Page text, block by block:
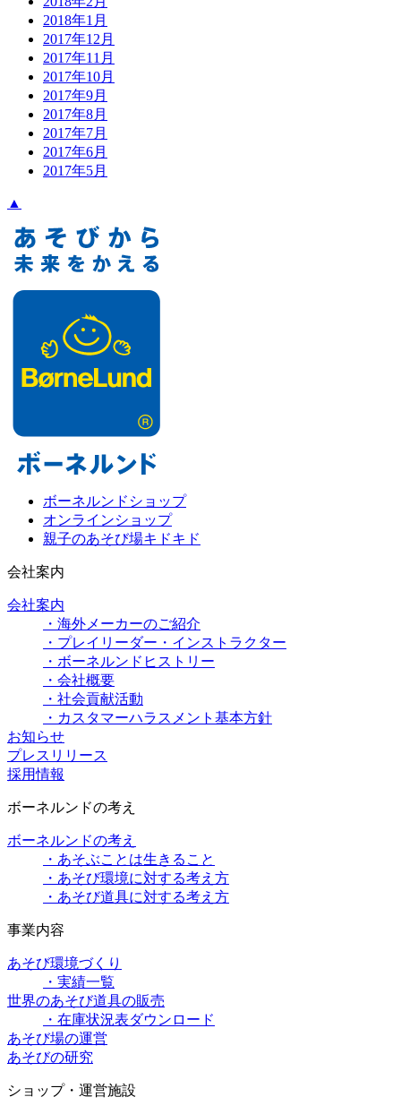
2018年1月
2017年12月
2017年11月
2017年10月
2017年9月
2017年8月
2017年7月
2017年6月
2017年5月
▲
ボーネルンドショップ
オンラインショップ
親子のあそび場キドキド
会社案内
会社案内
・海外メーカーのご紹介
・プレイリーダー・インストラクター
・ボーネルンドヒストリー
・会社概要
・社会貢献活動
・カスタマーハラスメント基本方針
お知らせ
プレスリリース
採用情報
ボーネルンドの考え
ボーネルンドの考え
・あそぶことは生きること
・あそび環境に対する考え方
・あそび道具に対する考え方
事業内容
あそび環境づくり
・実績一覧
世界のあそび道具の販売
・在庫状況表ダウンロード
あそび場の運営
あそびの研究
ショップ・運営施設